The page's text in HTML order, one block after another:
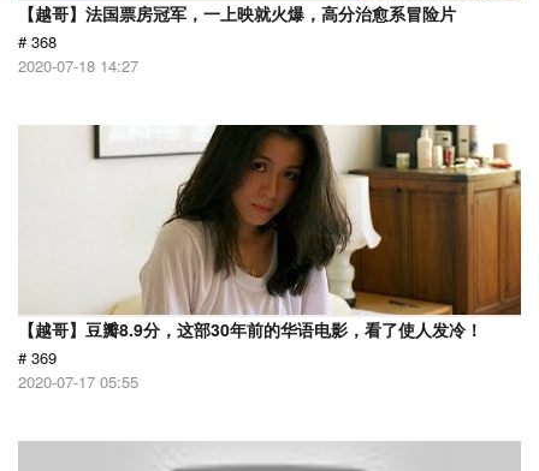
【越哥】法国票房冠军，一上映就火爆，高分治愈系冒险片
# 368
2020-07-18 14:27
【越哥】豆瓣8.9分，这部30年前的华语电影，看了使人发冷！
# 369
2020-07-17 05:55